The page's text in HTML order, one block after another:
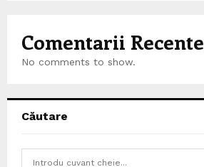
Comentarii Recente
No comments to show.
Căutare